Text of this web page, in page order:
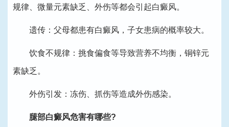
规律、微量元素缺乏、外伤等都会引起白癜风。
遗传：父母都患有白癜风，子女患病的概率较大。
饮食不规律：挑食偏食等导致营养不均衡，铜锌元
素缺乏。
外伤引发：冻伤、抓伤等造成外伤感染。
腿部白癜风危害有哪些?